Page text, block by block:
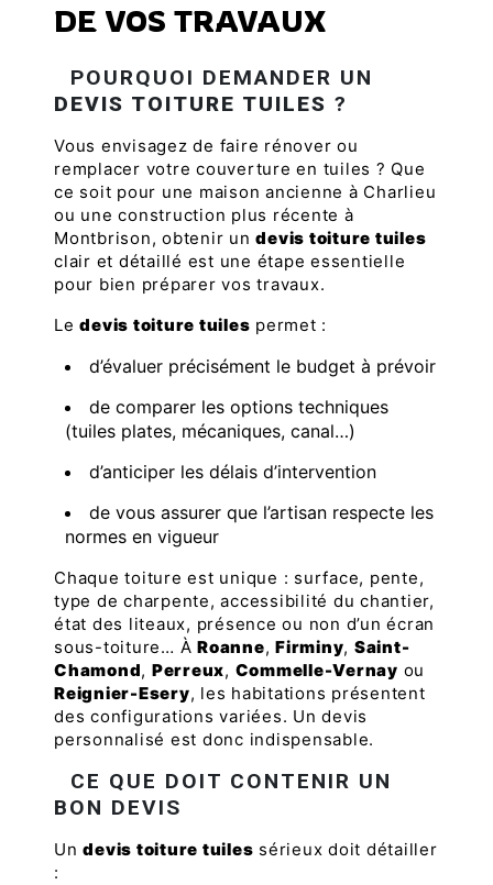
DE VOS TRAVAUX
POURQUOI DEMANDER UN
DEVIS TOITURE TUILES ?
Vous envisagez de faire rénover ou
remplacer votre couverture en tuiles ? Que
ce soit pour une maison ancienne à Charlieu
ou une construction plus récente à
Montbrison, obtenir undevis toiture tuiles
clair et détaillé est une étape essentielle
pour bien préparer vos travaux.
Ledevis toiture tuiles permet :
d’évaluer précisément le budget à prévoir
de comparer les options techniques
(tuiles plates, mécaniques, canal…)
d’anticiper les délais d’intervention
de vous assurer que l’artisan respecte les
normes en vigueur
Chaque toiture est unique : surface, pente,
type de charpente, accessibilité du chantier,
état des liteaux, présence ou non d’un écran
sous-toiture… À Roanne, Firminy, Saint-
Chamond, Perreux, Commelle-Vernay ou
Reignier-Esery, les habitations présentent
des configurations variées. Un devis
personnalisé est donc indispensable.
CE QUE DOIT CONTENIR UN
BON DEVIS
Undevis toiture tuiles sérieux doit détailler
: